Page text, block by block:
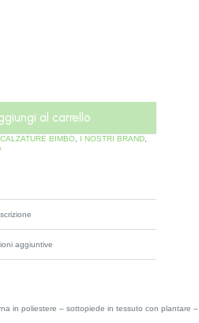
al carrello
CALZATURE BIMBO, I NOSTRI BRAND,
aggiuntive
in poliestere – sottopiede in tessuto con plantare –